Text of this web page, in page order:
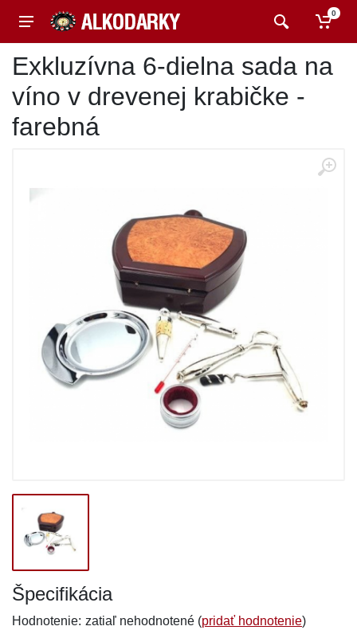
0
Exkluzívna 6-dielna sada na
víno v drevenej krabičke -
farebná
Špecifikácia
Hodnotenie: zatiaľ nehodnotené (pridať hodnotenie)